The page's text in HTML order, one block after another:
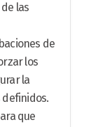
las
de
los
la
definidos.
que